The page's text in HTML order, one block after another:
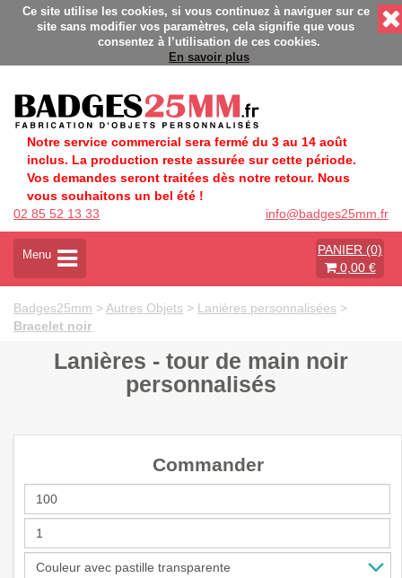
Française éco-responsable - Délais rapides - Sans
Ce site utilise les cookies, si vous continuez à naviguer sur ce
site sans modifier vos paramètres, cela signifie que vous
consentez à l’utilisation de ces cookies.
En savoir plus
Notre service commercial sera fermé du 3 au 14 août
inclus. La production reste assurée sur cette période.
Vos demandes seront traitées dès notre retour. Nous
vous souhaitons un bel été !
02 85 52 13 33
info@badges25mm.fr
A
t
v
e
Menu
PANIER (0)
0,00 €
Badges25mm > Autres Objets > Lanières personnalisées >
Bracelet noir
Lanières - tour de main noir
personnalisés
Commander